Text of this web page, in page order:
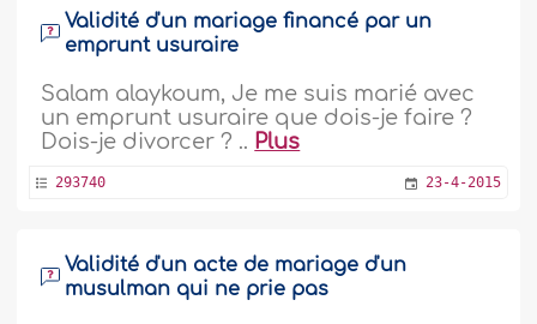
Validité d'un mariage financé par un
emprunt usuraire
Salam alaykoum, Je me suis marié avec
un emprunt usuraire que dois-je faire ?
Dois-je divorcer ? .. Plus
293740 23-4-2015
Validité d'un acte de mariage d'un
musulman qui ne prie pas